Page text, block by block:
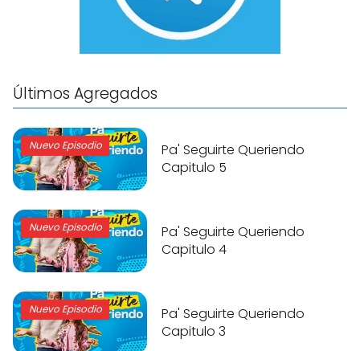
Últimos Agregados
Nuevo Episodio
Pa' Seguirte Queriendo
Capitulo 5
Nuevo Episodio
Pa' Seguirte Queriendo
Capitulo 4
Nuevo Episodio
Pa' Seguirte Queriendo
Capitulo 3